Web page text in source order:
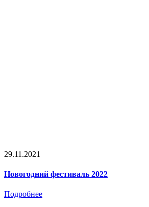
29.11.2021
Новогодний фестиваль 2022
Подробнее